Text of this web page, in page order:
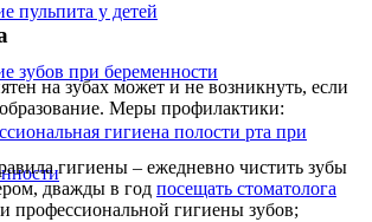
пульпита у детей
зубов при беременности
гигиена полости рта при
на зубах может и не возникнуть, если
Меры профилактики:
гигиены – ежедневно чистить зубы
дважды в год посещать стоматолога
профессиональной гигиены зубов;